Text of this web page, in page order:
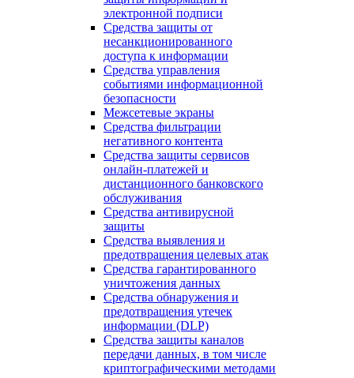
электронной подписи
Средства защиты от
несанкционированного
доступа к информации
Средства управления
событиями информационной
безопасности
Межсетевые экраны
Средства фильтрации
негативного контента
Средства защиты сервисов
онлайн-платежей и
дистанционного банковского
обслуживания
Средства антивирусной
защиты
Средства выявления и
предотвращения целевых атак
Средства гарантированного
уничтожения данных
Средства обнаружения и
предотвращения утечек
информации (DLP)
Средства защиты каналов
передачи данных, в том числе
криптографическими методами